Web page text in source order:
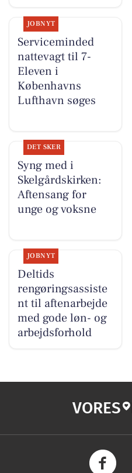
JOBNYT
Serviceminded
nattevagt til 7-
Eleven i
Københavns
Lufthavn søges
DET SKER
Syng med i
Skelgårdskirken:
Aftensang for
unge og voksne
JOBNYT
Deltids
rengøringsassiste
nt til aftenarbejde
med gode løn- og
arbejdsforhold
VORES